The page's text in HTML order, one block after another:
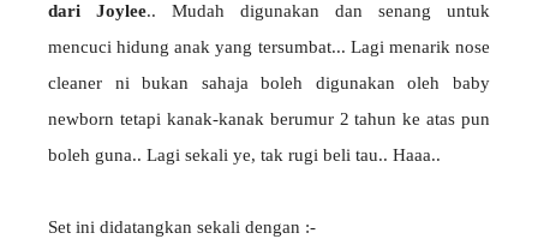
dari Joylee.. Mudah digunakan dan senang untuk
mencuci hidung anak yang tersumbat... Lagi menarik nose
cleaner ni bukan sahaja boleh digunakan oleh baby
newborn tetapi kanak-kanak berumur 2 tahun ke atas pun
boleh guna.. Lagi sekali ye, tak rugi beli tau.. Haaa..
Set ini didatangkan sekali dengan :-